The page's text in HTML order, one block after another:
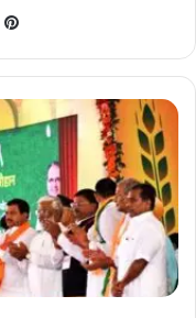
LinkedIn